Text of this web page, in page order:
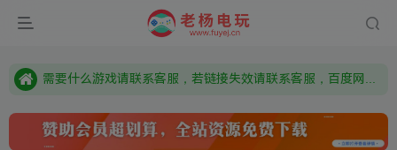
本站资源来自网络搜集，如有侵权，请联系删除：fuyej@qq.com 附上证书和内容链接
需要什么游戏请联系客服，若链接失效请联系客服，百度网盘边上的激活码也是解压密码